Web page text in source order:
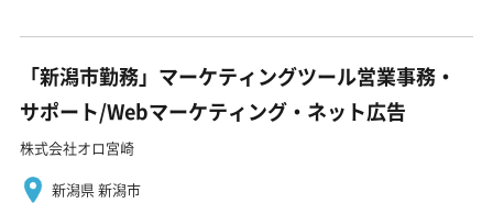
「新潟市勤務」マーケティングツール営業事務・
サポート/Webマーケティング・ネット広告
株式会社オロ宮崎
新潟県 新潟市